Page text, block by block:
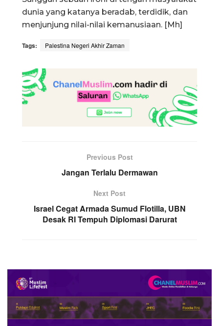
dunia yang katanya beradab, terdidik, dan
menjunjung nilai-nilai kemanusiaan. [Mh]
Tags: Palestina Negeri Akhir Zaman
Previous Post
Jangan Terlalu Dermawan
Next Post
Israel Cegat Armada Sumud Flotilla, UBN
Desak RI Tempuh Diplomasi Darurat